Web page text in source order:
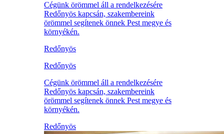
Cégünk örömmel áll a rendelkezésére
Redőnyös kapcsán, szakembereink
örömmel segítenek önnek Pest megye és
környékén.
Redőnyös
Redőnyös
Cégünk örömmel áll a rendelkezésére
Redőnyös kapcsán, szakembereink
örömmel segítenek önnek Pest megye és
környékén.
Redőnyös